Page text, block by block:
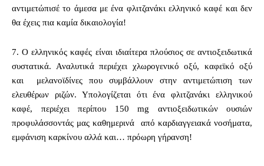
αντιμετώπισέ το άμεσα με ένα φλιτζανάκι ελληνικό καφέ και δεν
θα έχεις πια καμία δικαιολογία!
7. Ο ελληνικός καφές είναι ιδιαίτερα πλούσιος σε αντιοξειδωτικά
συστατικά. Αναλυτικά περιέχει χλωρογενικό οξύ, καφεϊκό οξύ
και μελανοϊδίνες που συμβάλλουν στην αντιμετώπιση των
ελευθέρων ριζών. Υπολογίζεται ότι ένα φλιτζανάκι ελληνικού
καφέ, περιέχει περίπου 150 mg αντιοξειδωτικών ουσιών
προφυλάσσοντάς μας καθημερινά από καρδιαγγειακά νοσήματα,
εμφάνιση καρκίνου αλλά και… πρόωρη γήρανση!